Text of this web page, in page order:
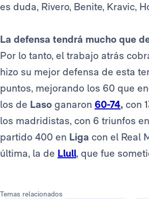
es duda, Rivero, Benite, Kravic,
La defensa tendrá mucho que
Por lo tanto, el trabajo atrás
hizo su mejor defensa de esta
puntos, mejorando los 60 que
los de Laso ganaron 60-74, con
los madridistas, con 6 triunfos
partido 400 en Liga con el Real
última, la de Llull, que fue
Temas relacionados